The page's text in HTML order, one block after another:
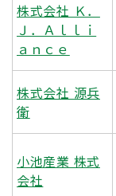
株式会社 Ｋ．
Ｊ．Ａｌｌｉ
ａｎｃｅ
株式会社 源兵
衛
小池産業 株式
会社